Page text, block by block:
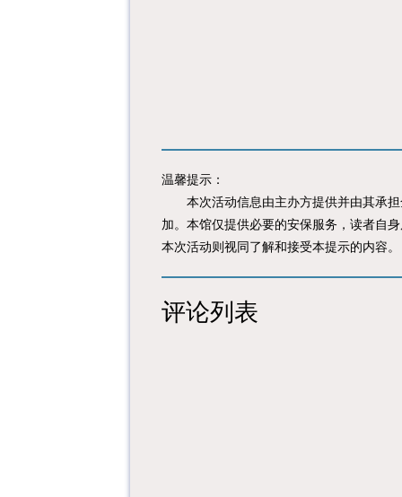
温馨提示：
本次活动信息由主办方提供并由其承担
加。本馆仅提供必要的安保服务，读者自
本次活动则视同了解和接受本提示的内容。
评论列表